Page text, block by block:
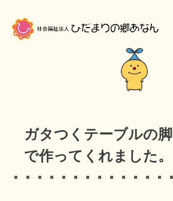
ガタつくテーブルの
で作ってくれました。